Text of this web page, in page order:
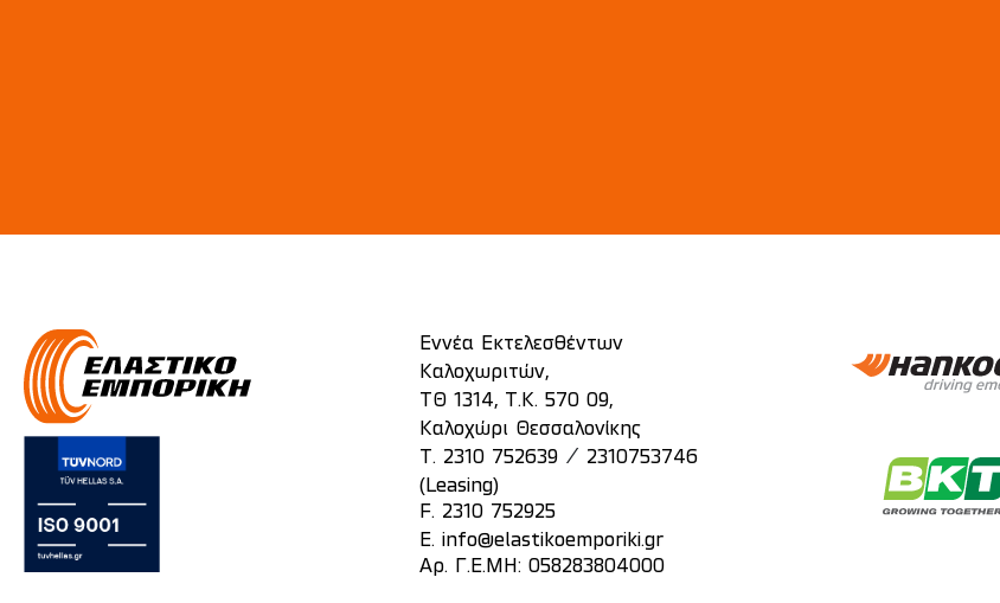
Εννέα Εκτελεσθέντων
Καλοχωριτών,
ΤΘ 1314, Τ.Κ. 570 09,
Καλοχώρι Θεσσαλονίκης
T. 2310 752639/
2310753746
(Leasing)
F. 2310 752925
E.
info@elastikoemporiki.gr
Αρ. Γ.Ε.ΜΗ: 058283804000